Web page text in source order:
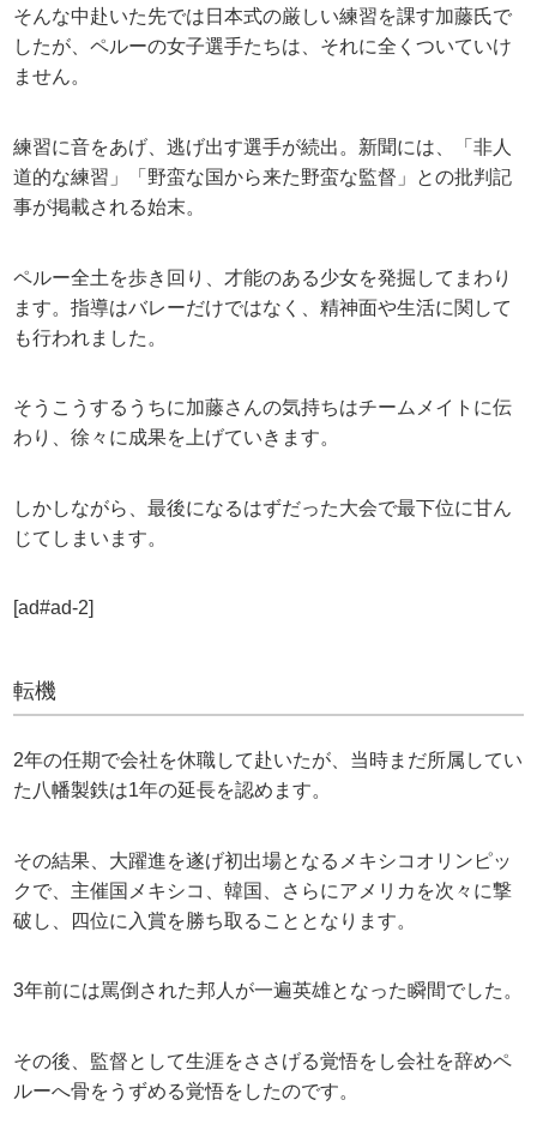
そんな中赴いた先では日本式の厳しい練習を課す加藤氏で
したが、ペルーの女子選手たちは、それに全くついていけ
ません。
練習に音をあげ、逃げ出す選手が続出。新聞には、「非人
道的な練習」「野蛮な国から来た野蛮な監督」との批判記
事が掲載される始末。
ペルー全土を歩き回り、才能のある少女を発掘してまわり
ます。指導はバレーだけではなく、精神面や生活に関して
も行われました。
そうこうするうちに加藤さんの気持ちはチームメイトに伝
わり、徐々に成果を上げていきます。
しかしながら、最後になるはずだった大会で最下位に甘ん
じてしまいます。
[ad#ad-2]
転機
2年の任期で会社を休職して赴いたが、当時まだ所属してい
た八幡製鉄は1年の延長を認めます。
その結果、大躍進を遂げ初出場となるメキシコオリンピッ
クで、主催国メキシコ、韓国、さらにアメリカを次々に撃
破し、四位に入賞を勝ち取ることとなります。
3年前には罵倒された邦人が一遍英雄となった瞬間でした。
その後、監督として生涯をささげる覚悟をし会社を辞めペ
ルーへ骨をうずめる覚悟をしたのです。